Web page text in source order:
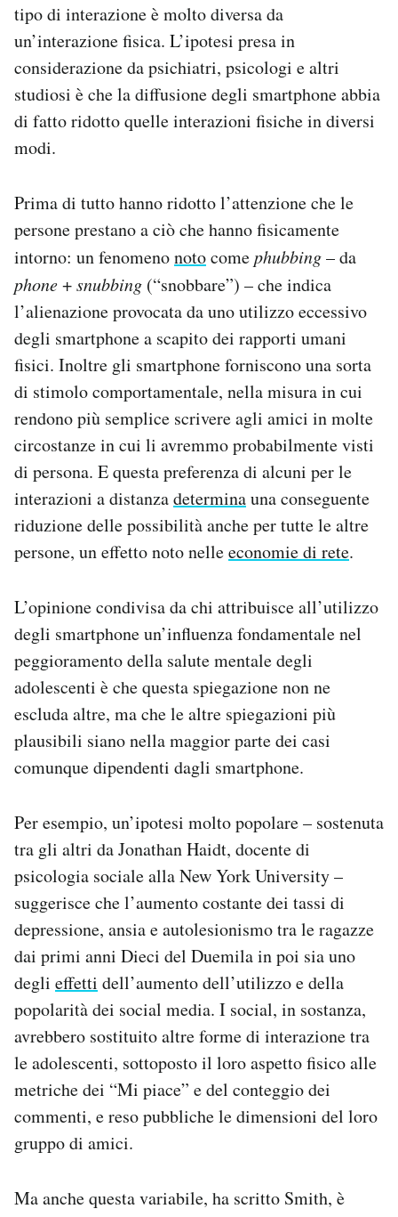
tipo di interazione è molto diversa da
un’interazione fisica. L’ipotesi presa in
considerazione da psichiatri, psicologi e altri
studiosi è che la diffusione degli smartphone abbia
di fatto ridotto quelle interazioni fisiche in diversi
modi.
Prima di tutto hanno ridotto l’attenzione che le
persone prestano a ciò che hanno fisicamente
intorno: un fenomenonotocomephubbing– da
phone+snubbing (“snobbare”) – che indica
l’alienazione provocata da uno utilizzo eccessivo
degli smartphone a scapito dei rapporti umani
fisici. Inoltre gli smartphone forniscono una sorta
di stimolo comportamentale, nella misura in cui
rendono più semplice scrivere agli amici in molte
circostanze in cui li avremmo probabilmente visti
di persona. E questa preferenza di alcuni per le
interazioni a distanzadeterminauna conseguente
riduzione delle possibilità anche per tutte le altre
persone, un effetto noto nelleeconomie di rete.
L’opinione condivisa da chi attribuisce all’utilizzo
degli smartphone un’influenza fondamentale nel
peggioramento della salute mentale degli
adolescenti è che questa spiegazione non ne
escluda altre, ma che le altre spiegazioni più
plausibili siano nella maggior parte dei casi
comunque dipendenti dagli smartphone.
Per esempio, un’ipotesi molto popolare – sostenuta
tra gli altri da Jonathan Haidt, docente di
psicologia sociale alla New York University –
suggerisce che l’aumento costante dei tassi di
depressione, ansia e autolesionismo tra le ragazze
dai primi anni Dieci del Duemila in poi sia uno
degli effetti dell’aumento dell’utilizzo e della
popolarità dei social media. I social, in sostanza,
avrebbero sostituito altre forme di interazione tra
le adolescenti, sottoposto il loro aspetto fisico alle
metriche dei “Mi piace” e del conteggio dei
commenti, e reso pubbliche le dimensioni del loro
gruppo di amici.
Ma anche questa variabile, ha scritto Smith, è